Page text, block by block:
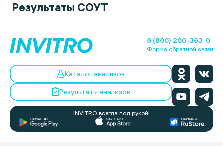
Результаты СОУТ
8 (800) 200-363-0
Форма обратной связи
Каталог анализов
Результаты анализов
INVITRO всегда под рукой!